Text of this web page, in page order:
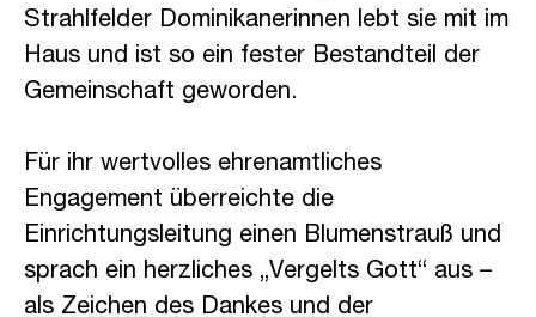
Strahlfelder Dominikanerinnen lebt sie mit im
Haus und ist so ein fester Bestandteil der
Gemeinschaft geworden.
Für ihr wertvolles ehrenamtliches
Engagement überreichte die
Einrichtungsleitung einen Blumenstrauß und
sprach ein herzliches „Vergelts Gott“ aus –
als Zeichen des Dankes und der